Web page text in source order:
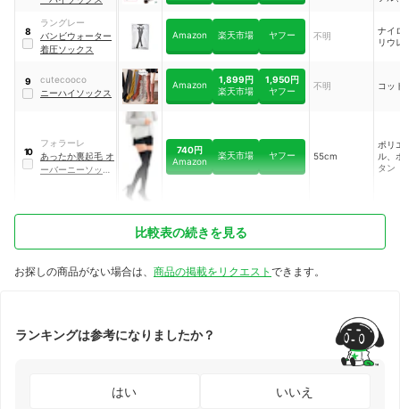
8
ラングレー
バンビウォーター
着圧ソックス
Amazon 楽天市場 ヤフー 不明
ナイ
リウ
9
cutecooco
ニーハイソックス
Amazon
1,899円
楽天市場
1,950円
ヤフー
不明 コッ
10
フォラーレ
あったか裏起毛 オ
ーバーニーソック
740円
Amazon
楽天市場 ヤフー 55cm
ポリ
ル、
タン
比較表の続きを見る
お探しの商品がない場合は、 商品の掲載をリクエスト できます。
ランキングは参考になりましたか？
はい いいえ